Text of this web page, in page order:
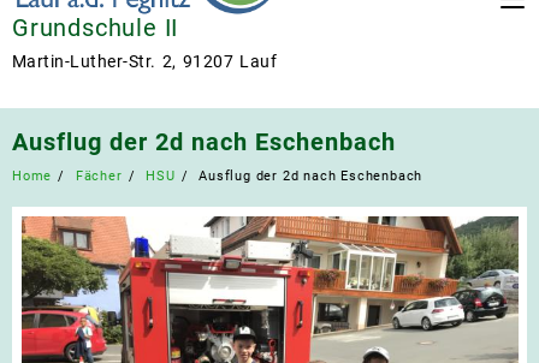
Grundschule II
Martin-Luther-Str. 2, 91207 Lauf
Ausflug der 2d nach Eschenbach
Home Fächer HSU Ausflug der 2d nach Eschenbach